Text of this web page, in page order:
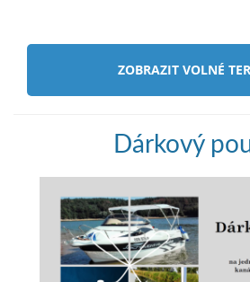
ZOBRAZIT VOLNÉ
Dárkový